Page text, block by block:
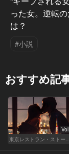
った女。逆転
は？
#小説
おすすめ記
東京レストラ